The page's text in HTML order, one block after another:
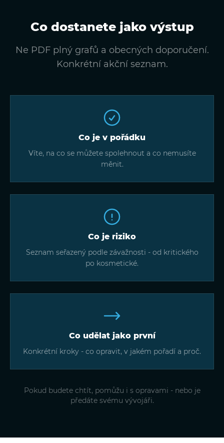
Co dostanete jako výstup
Ne PDF plný grafů a obecných doporučení.
Konkrétní akční seznam.
Co je v pořádku
Víte, na co se můžete spolehnout a co nemusíte
měnit.
Co je riziko
Seznam seřazený podle závažnosti - od kritického
po kosmetické.
Co udělat jako první
Konkrétní kroky - co opravit, v jakém pořadí a proč.
Pokud budete chtít, pomůžu i s opravami - nebo je
předáte svému vývojáři.